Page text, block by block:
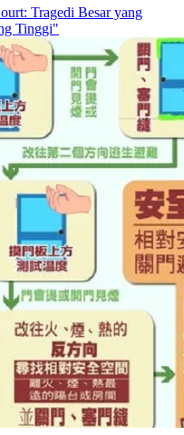
Tragedi Besar yang
Tinggi"